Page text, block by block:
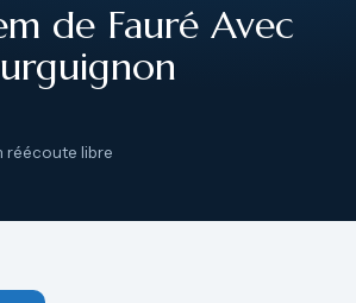
de Fauré Avec
réécoute libre